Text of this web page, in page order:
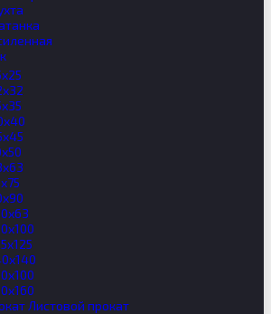
Листовой прокат